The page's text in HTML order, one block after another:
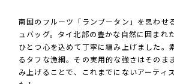
南国のフルーツ「ランブータン」を思わせ
ュバッグ。タイ北部の豊かな自然に囲まれ
ひとつ心を込めて丁寧に編み上げました。
るタフな漁網。その実用的な強さはそのま
み上げることで、これまでにないアーティ